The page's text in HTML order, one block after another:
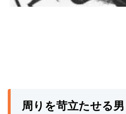
周りを苛立たせる男